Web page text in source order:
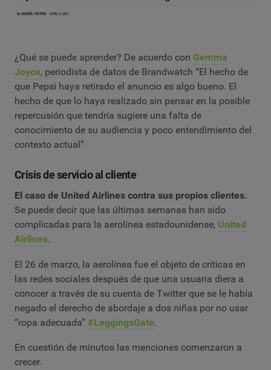
¿Qué se puede aprender? De acuerdo con Gemma
Joyce, periodista de datos de Brandwatch “El hecho de
que Pepsi haya retirado el anuncio es algo bueno. El
hecho de que lo haya realizado sin pensar en la posible
repercusión que tendría sugiere una falta de
conocimiento de su audiencia y poco entendimiento del
contexto actual”.
Crisis de servicio al cliente
El caso de United Airlines contra sus propios clientes.
Se puede decir que las últimas semanas han sido
complicadas para la aerolínea estadounidense, United
Airlines.
El 26 de marzo, la aerolínea fue el objeto de críticas en
las redes sociales después de que una usuaria diera a
conocer a través de su cuenta de Twitter que se le había
negado el derecho de abordaje a dos niñas por no usar
“ropa adecuada” #LeggingsGate.
En cuestión de minutos las menciones comenzaron a
crecer.